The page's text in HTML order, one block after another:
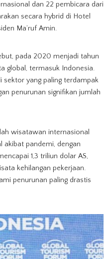
dan 22 pembicara dari
secara hybrid di Hotel
Ma’ruf Amin.
pada 2020 menjadi tahun
global, termasuk Indonesia.
sektor yang paling terdampak
penurunan signifikan jumlah
wisatawan internasional
akibat pandemi, dengan
1,3 triliun dolar AS,
kehilangan pekerjaan.
penurunan paling drastis